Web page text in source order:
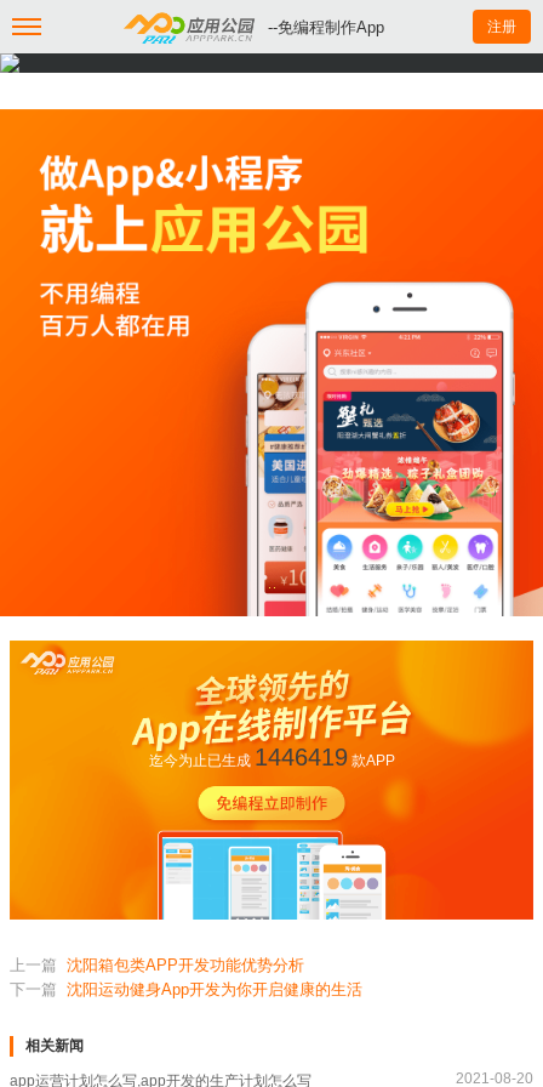
--免编程制作App 注册
迄今为止已生成 1446419款APP
上一篇 沈阳箱包类APP开发功能优势分析
下一篇 沈阳运动健身App开发为你开启健康的生活
相关新闻
app运营计划怎么写,app开发的生产计划怎么写 2021-08-20